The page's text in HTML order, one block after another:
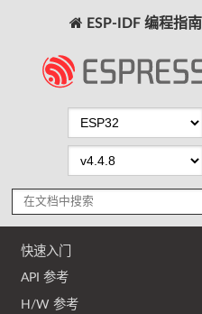
ESP-IDF 编程指南
快速入门
API 参考
H/W 参考